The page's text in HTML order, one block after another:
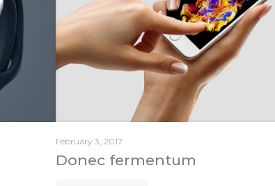
February 3, 2017
Donec fermentum